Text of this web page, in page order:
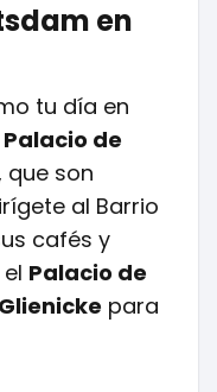
en
tu día en
Palacio de
que son
al Barrio
cafés y
Palacio de
para